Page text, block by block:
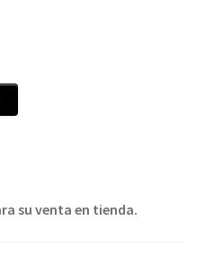
su venta en tienda.